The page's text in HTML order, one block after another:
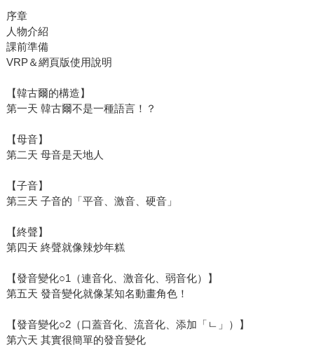
序章
人物介紹
課前準備
VRP＆網頁版使用說明
【韓古爾的構造】
第一天 韓古爾不是一種語言！？
【母音】
第二天 母音是天地人
【子音】
第三天 子音的「平音、激音、硬音」
【終聲】
第四天 終聲就像辣炒年糕
【發音變化○1（連音化、激音化、弱音化）】
第五天 發音變化就像某知名動畫角色！
【發音變化○2（口蓋音化、流音化、添加「ㄴ」）】
第六天 其實很簡單的發音變化